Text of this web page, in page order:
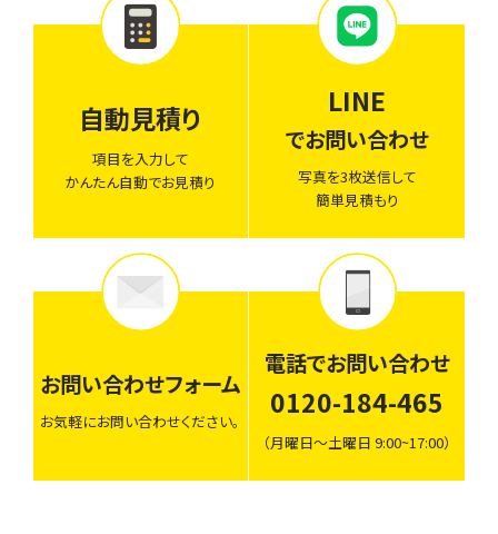
自動見積り
項目を入力して
かんたん自動でお見積り
LINE
でお問い合わせ
写真を3枚送信して
簡単見積もり
お問い合わせフォーム
お気軽にお問い合わせください。
電話でお問い合わせ
0120-184-465
（月曜日〜土曜日 9:00~17:00）